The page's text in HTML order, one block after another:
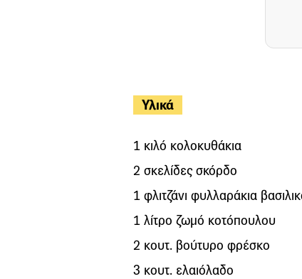
Υλικά
1 κιλό κολοκυθάκια
2 σκελίδες σκόρδο
1 φλιτζάνι φυλλαράκια
1 λίτρο ζωμό κοτόπουλου
2 κουτ. βούτυρο φρέσκο
3 κουτ. ελαιόλαδο